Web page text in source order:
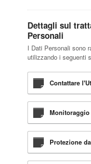
Dettagli sul
Personali
I Dati Personali sono
utilizzando i seguenti
Contattare
Protezione